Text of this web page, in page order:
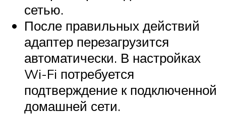
сетью.
После правильных действий
адаптер перезагрузится
автоматически. В настройках
Wi-Fi потребуется
подтверждение к подключенной
домашней сети.